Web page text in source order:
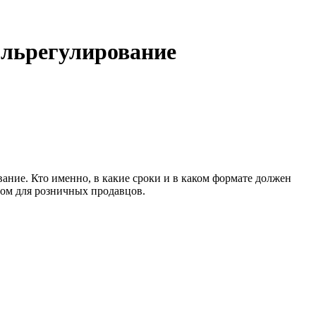
Кто именно, в какие сроки и в каком формате должен
для розничных продавцов.